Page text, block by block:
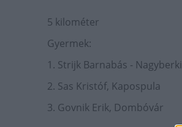
5 kilométer
Gyermek:
1. Strijk Barnabás - Nagyberki
2. Sas Kristóf, Kapospula
3. Govnik Erik, Dombóvár